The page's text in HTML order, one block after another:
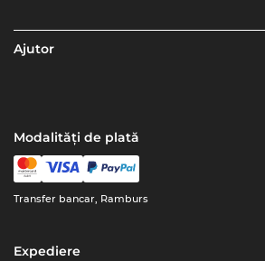
Ajutor
Modalități de plată
Transfer bancar, Ramburs
Expediere